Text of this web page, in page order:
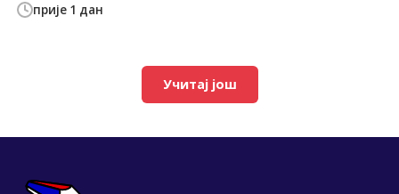
прије 1 дан
Учитај још